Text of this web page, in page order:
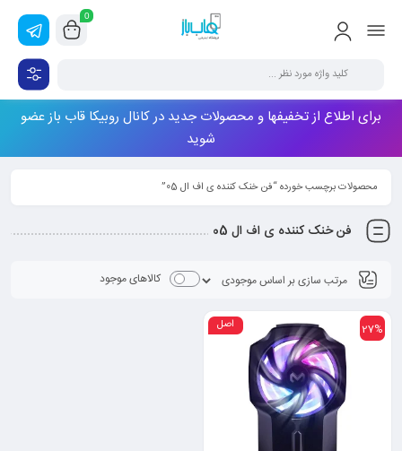
0
برای اطلاع از تخفیفها و محصولات جدید در کانال روبیکا قاب باز عضو
شوید
محصولات برچسب خورده “فن خنک کننده ی اف ال 05”
فن خنک کننده ی اف ال 05
کالاهای موجود
اصل 27%